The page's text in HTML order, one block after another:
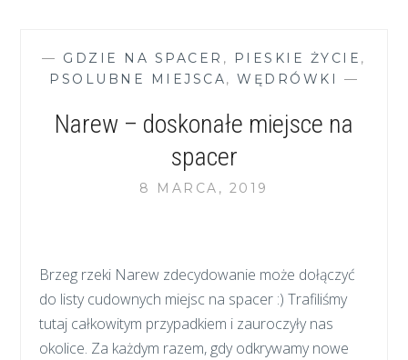
— GDZIE NA SPACER , PIESKIE ŻYCIE ,
PSOLUBNE MIEJSCA, WĘDRÓWKI —
Narew – doskonałe miejsce na
spacer
8 MARCA, 2019
Brzeg rzeki Narew zdecydowanie może dołączyć
do listy cudownych miejsc na spacer :) Trafiliśmy
tutaj całkowitym przypadkiem i zauroczyły nas
okolice. Za każdym razem, gdy odkrywamy nowe